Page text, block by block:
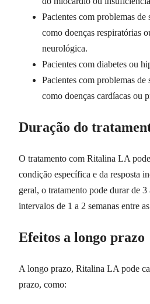
Pacientes com problemas de
como doenças respiratórias
neurológica.
Pacientes com diabetes ou
Pacientes com problemas de
como doenças cardíacas ou
Duração do
O tratamento com Ritalina LA
condição específica e da resposta
geral, o tratamento pode durar de 3
intervalos de 1 a 2 semanas entre
Efeitos a longo prazo
A longo prazo, Ritalina LA pode
prazo, como: